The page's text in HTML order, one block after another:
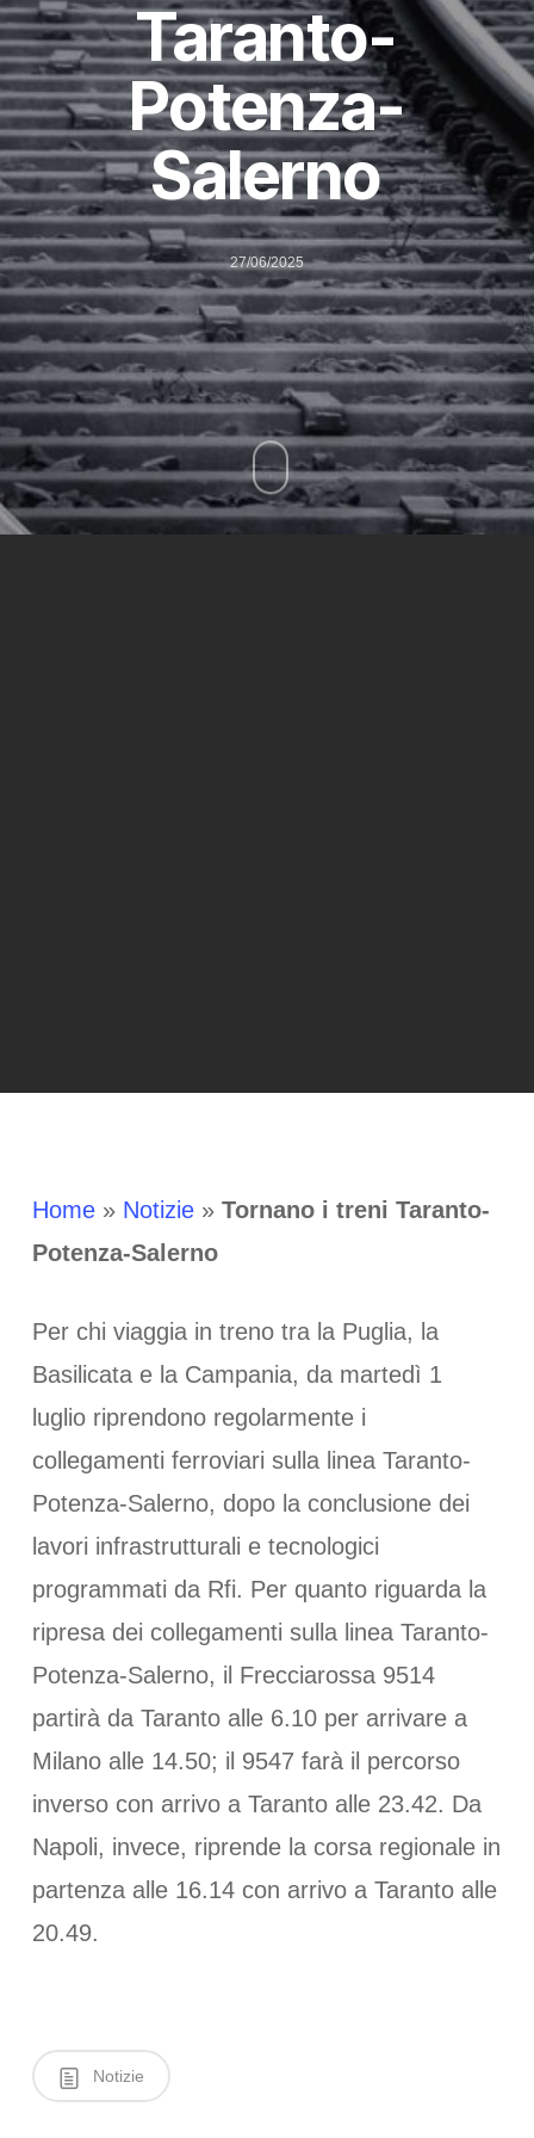
Taranto-
Potenza-
Salerno
27/06/2025
Home» Notizie» Tornano i treni Taranto-
Potenza-Salerno
Per chi viaggia in treno tra la Puglia, la
Basilicata e la Campania, da martedì 1
luglio riprendono regolarmente i
collegamenti ferroviari sulla linea Taranto-
Potenza-Salerno, dopo la conclusione dei
lavori infrastrutturali e tecnologici
programmati da Rfi. Per quanto riguarda la
ripresa dei collegamenti sulla linea Taranto-
Potenza-Salerno, il Frecciarossa 9514
partirà da Taranto alle 6.10 per arrivare a
Milano alle 14.50; il 9547 farà il percorso
inverso con arrivo a Taranto alle 23.42. Da
Napoli, invece, riprende la corsa regionale in
partenza alle 16.14 con arrivo a Taranto alle
20.49.
Notizie